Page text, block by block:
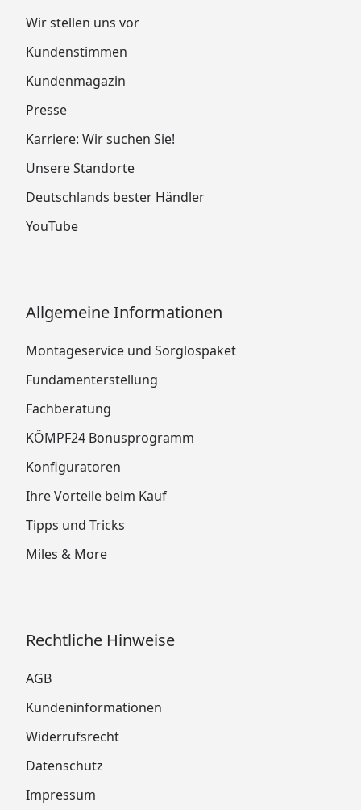
Wir stellen uns vor
Kundenstimmen
Kundenmagazin
Presse
Karriere: Wir suchen Sie!
Unsere Standorte
Deutschlands bester Händler
YouTube
Allgemeine Informationen
Montageservice und Sorglospaket
Fundamenterstellung
Fachberatung
KÖMPF24 Bonusprogramm
Konfiguratoren
Ihre Vorteile beim Kauf
Tipps und Tricks
Miles & More
Rechtliche Hinweise
AGB
Kundeninformationen
Widerrufsrecht
Datenschutz
Impressum